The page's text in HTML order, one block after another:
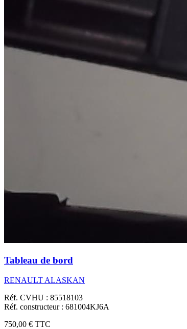
Tableau de bord
RENAULT ALASKAN
Réf. CVHU : 85518103
Réf. constructeur : 681004KJ6A
750,00 € TTC